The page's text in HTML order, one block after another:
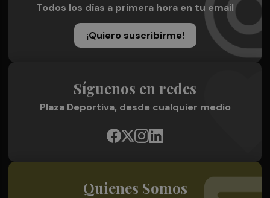
Todos los días a primera hora en tu email
¡Quiero suscribirme!
Síguenos en redes
Plaza Deportiva, desde cualquier medio
Quienes Somos